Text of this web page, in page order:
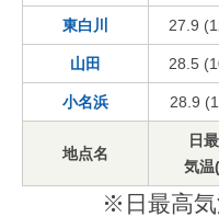
東白川 27.9
山田 28.5
小名浜 28.9
地点名
日
気
※日最高気